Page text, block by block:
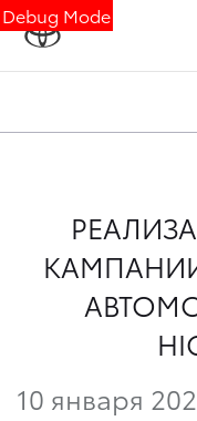
Debug Mode
10 января